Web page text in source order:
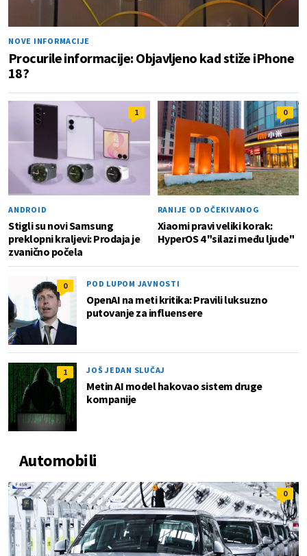
NOVE INFORMACIJE
Procurile informacije: Objavljeno kad stiže iPhone
18?
1
ANDROID
Stigli su novi Samsung
preklopni kraljevi: Prodaja je
zvanično počela
0
RANIJE OD OČEKIVANOG
Xiaomi pravi veliki korak:
HyperOS 4 "silazi među ljude"
0 POD LUPOM JAVNOSTI
OpenAI na meti kritika: Pravili luksuzno
putovanje za influensere
1 JOŠ JEDAN SLUČAJ
Metin AI model hakovao sistem druge
kompanije
Automobili
0